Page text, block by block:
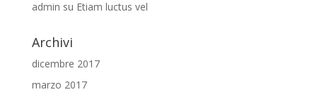
admin su Etiam luctus vel
Archivi
dicembre 2017
marzo 2017